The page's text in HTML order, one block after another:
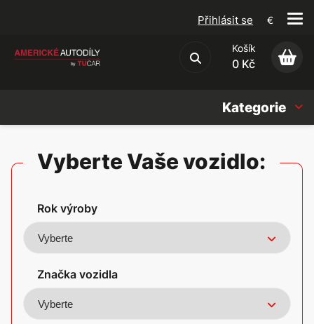
Obchodní podmínky
Přihlásit se €
Košík
0 Kč
Kategorie
Americké vozy
Vyberte Vaše vozidlo:
Rok výroby
Značka vozidla